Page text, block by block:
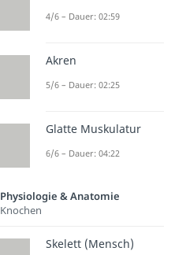
4/6 – Dauer: 02:59
Akren
5/6 – Dauer: 02:25
Glatte Muskulatur
6/6 – Dauer: 04:22
Physiologie & Anatomie
Knochen
Skelett (Mensch)